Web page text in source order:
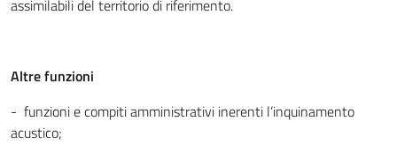
assimilabili del territorio di riferimento.
Altre funzioni
- funzioni e compiti amministrativi inerenti l’inquinamento
acustico;